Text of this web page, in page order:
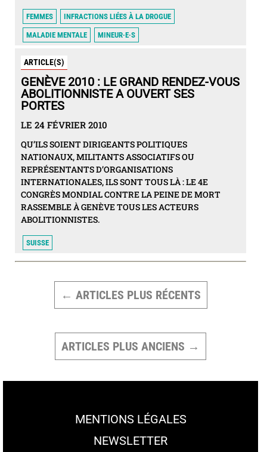
FEMMES INFRACTIONS LIÉES À LA DROGUE
MALADIE MENTALE MINEUR·E·S
ARTICLE(S)
GENÈVE 2010 : LE GRAND RENDEZ-VOUS
ABOLITIONNISTE A OUVERT SES
PORTES
LE 24 FÉVRIER 2010
QU’ILS SOIENT DIRIGEANTS POLITIQUES
NATIONAUX, MILITANTS ASSOCIATIFS OU
REPRÉSENTANTS D’ORGANISATIONS
INTERNATIONALES, ILS SONT TOUS LÀ : LE 4E
CONGRÈS MONDIAL CONTRE LA PEINE DE MORT
RASSEMBLE À GENÈVE TOUS LES ACTEURS
ABOLITIONNISTES.
SUISSE
PUBLICATIONS
← ARTICLES PLUS RÉCENTS
ARTICLES PLUS ANCIENS →
MENTIONS LÉGALES
NEWSLETTER